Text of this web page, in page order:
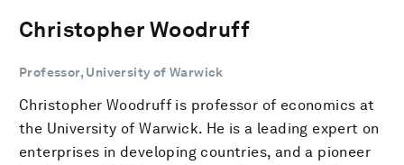
Christopher Woodruff
Professor, University of Warwick
Christopher Woodruff is professor of economics at
the University of Warwick. He is a leading expert on
enterprises in developing countries, and a pioneer